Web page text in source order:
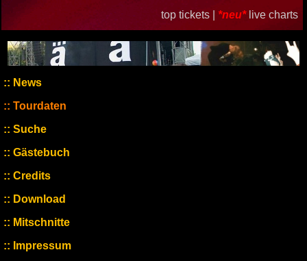
top tickets | *neu* live charts
News
Tourdaten
Suche
Gästebuch
Credits
Download
Mitschnitte
Impressum